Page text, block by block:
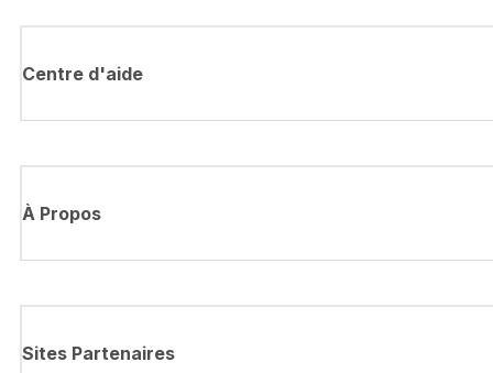
Centre d'aide
À Propos
Sites Partenaires